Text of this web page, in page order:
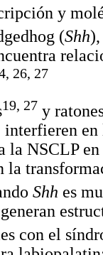
y
(Shh),
26, 27
19, 27 y
interfieren en
la NSCLP
la
Shh es
generan
con el